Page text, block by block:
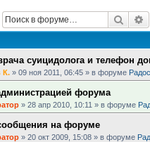
Поиск
суицидолога и телефон
К. » 09 ноя 2011, 06:45 » в форуме
форума
» 28 апр 2010, 10:11 » в форуме
на форуме
» 20 окт 2009, 15:08 » в форуме